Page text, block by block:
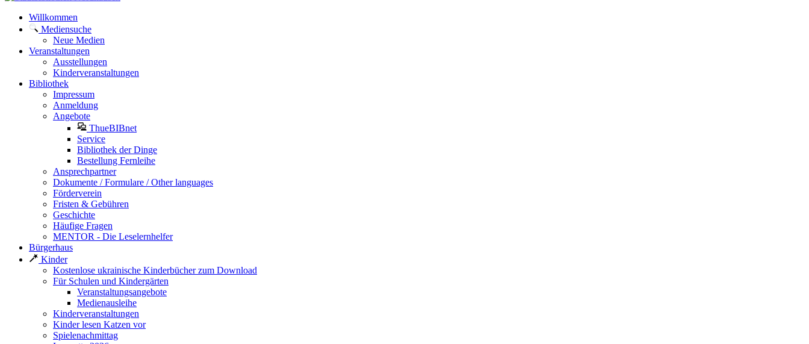
Willkommen
Mediensuche
Neue Medien
Veranstaltungen
Ausstellungen
Kinderveranstaltungen
Bibliothek
Impressum
Anmeldung
Angebote
ThueBIBnet
Service
Bibliothek der Dinge
Bestellung Fernleihe
Ansprechpartner
Dokumente / Formulare / Other languages
Förderverein
Fristen & Gebühren
Geschichte
Häufige Fragen
MENTOR - Die Leselernhelfer
Bürgerhaus
Kinder
Kostenlose ukrainische Kinderbücher zum Download
Für Schulen und Kindergärten
Veranstaltungsangebote
Medienausleihe
Kinderveranstaltungen
Kinder lesen Katzen vor
Spielenachmittag